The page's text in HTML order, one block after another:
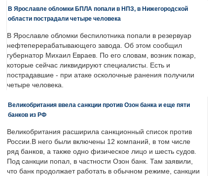
В Ярославле обломки БПЛА попали в НПЗ, в Нижегородской
области пострадали четыре человека
В Ярославле обломки беспилотника попали в резервуар
нефтеперерабатывающего завода. Об этом сообщил
губернатор Михаил Евраев. По его словам, возник пожар,
которые сейчас ликвидируют специалисты. Есть и
пострадавшие - при атаке осколочные ранения получили
четыре человека.
Великобритания ввела санкции против Озон банка и еще пяти
банков из РФ
Великобритания расширила санкционный список против
России.В него были включены 12 компаний, в том числе
ряд банков, а также одно физическое лицо и шесть судов.
Под санкции попал, в частности Озон банк. Там заявили,
что банк продолжает работать в обычном режиме, санкции